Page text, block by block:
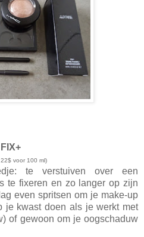
FIX+
voor 100 ml)
te verstuiven over een
te fixeren en zo langer op zijn
even spritsen om je make-up
je kwast doen als je werkt met
of gewoon om je oogschaduw